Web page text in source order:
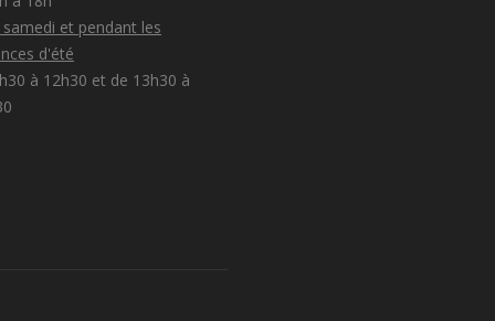
samedi et pendant les
d'été
à 12h30 et de 13h30 à